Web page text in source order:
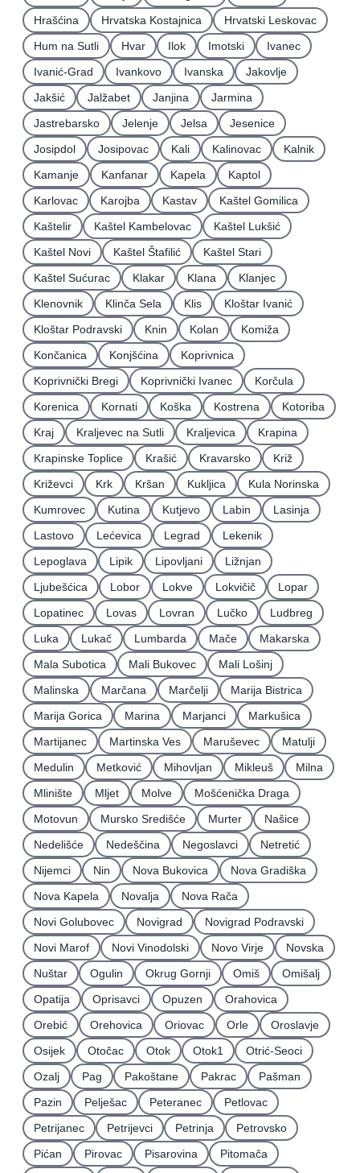
Hrašćina
Hrvatska Kostajnica
Hrvatski Leskovac
Hum na Sutli
Hvar Ilok Imotski
Ivanec
Ivanić-Grad
Ivankovo Ivanska
Jakovlje
Jakšić
Jalžabet Janjina
Jarmina
Jastrebarsko
Jelenje Jelsa
Jesenice
Josipdol
Josipovac Kali Kalinovac
Kalnik
Kamanje
Kanfanar Kapela
Kaptol
Karlovac
Karojba Kastav
Kaštel Gomilica
Kaštelir
Kaštel Kambelovac
Kaštel Lukšić
Kaštel Novi
Kaštel Štafilić
Kaštel Stari
Kaštel Sućurac
Klakar Klana
Klanjec
Klenovnik
Klinča Sela Klis
Kloštar Ivanić
Kloštar Podravski
Knin Kolan
Komiža
Končanica
Konjšćina
Koprivnica
Koprivnički Bregi
Koprivnički Ivanec
Korčula
Korenica
Kornati Koška Kostrena
Kotoriba
Kraj
Kraljevec na Sutli Kraljevica
Krapina
Krapinske Toplice
Krašić Kravarsko
Križ
Križevci
Krk Kršan Kukljica
Kula Norinska
Kumrovec
Kutina Kutjevo Labin
Lasinja
Lastovo
Lećevica Legrad
Lekenik
Lepoglava
Lipik Lipovljani
Ližnjan
Ljubešćica
Lobor Lokve Lokvičič
Lopar
Lopatinec
Lovas Lovran Lučko
Ludbreg
Luka
Lukač Lumbarda Mače
Makarska
Mala Subotica
Mali Bukovec
Mali Lošinj
Malinska
Marčana Marčelji
Marija Bistrica
Marija Gorica
Marina Marjanci
Markušica
Martijanec
Martinska Ves Maruševec
Matulji
Medulin
Metković Mihovljan Mikleuš
Milna
Mlinište
Mljet Molve
Mošćenička Draga
Motovun
Mursko Središće Murter
Našice
Nedelišće
Nedeščina Negoslavci
Netretić
Nijemci
Nin Nova Bukovica
Nova Gradiška
Nova Kapela
Novalja
Nova Rača
Novi Golubovec
Novigrad
Novigrad Podravski
Novi Marof
Novi Vinodolski Novo Virje
Novska
Nuštar
Ogulin Okrug Gornji Omiš
Omišalj
Opatija
Oprisavci Opuzen
Orahovica
Orebić
Orehovica Oriovac Orle
Oroslavje
Osijek
Otočac Otok Otok1
Otrić-Seoci
Ozalj
Pag Pakoštane Pakrac
Pašman
Pazin
Pelješac Peteranec
Petlovac
Petrijanec
Petrijevci Petrinja
Petrovsko
Pićan
Pirovac Pisarovina
Pitomača